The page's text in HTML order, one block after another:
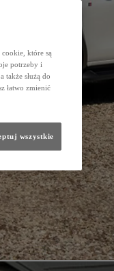
które są
potrzeby i
także służą do
łatwo zmienić
wszystkie